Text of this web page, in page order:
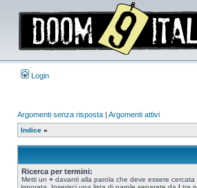
Login
Argomenti senza risposta | Argomenti attivi
Indice »
Ricerca per termini:
Metti un + davanti alla parola che deve essere cercata